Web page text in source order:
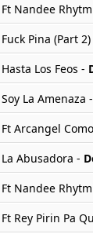
Ft Nandee
Fuck Pina (Part 2)
Hasta Los Feos -
Soy La Amenaza -
Ft Arcangel
La Abusadora -
Ft Nandee
Ft Rey Pirin Pa